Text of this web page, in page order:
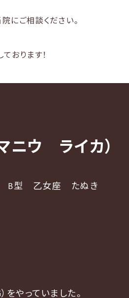
にご相談ください。
おります！
ニウ ライカ）
B型 乙女座 たぬき
をやっていました。